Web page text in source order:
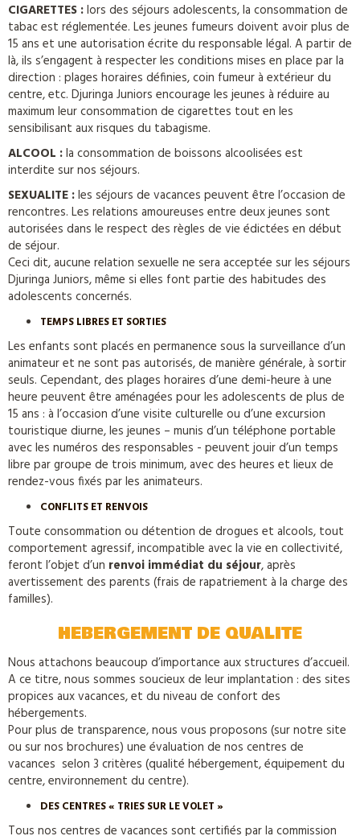
CIGARETTES :lors des séjours adolescents, la consommation de
tabac est réglementée. Les jeunes fumeurs doivent avoir plus de
15 ans et une autorisation écrite du responsable légal. A partir de
là, ils s’engagent à respecter les conditions mises en place par la
direction : plages horaires définies, coin fumeur à extérieur du
centre, etc. Djuringa Juniors encourage les jeunes à réduire au
maximum leur consommation de cigarettes tout en les
sensibilisant aux risques du tabagisme.
ALCOOL :la consommation de boissons alcoolisées est
interdite sur nos séjours.
SEXUALITE :les séjours de vacances peuvent être l’occasion de
rencontres. Les relations amoureuses entre deux jeunes sont
autorisées dans le respect des règles de vie édictées en début
de séjour.
Ceci dit, aucune relation sexuelle ne sera acceptée sur les séjours
Djuringa Juniors, même si elles font partie des habitudes des
adolescents concernés.
TEMPS LIBRES ET SORTIES
Les enfants sont placés en permanence sous la surveillance d’un
animateur et ne sont pas autorisés, de manière générale, à sortir
seuls. Cependant, des plages horaires d’une demi-heure à une
heure peuvent être aménagées pour les adolescents de plus de
15 ans : à l’occasion d’une visite culturelle ou d’une excursion
touristique diurne, les jeunes – munis d’un téléphone portable
avec les numéros des responsables - peuvent jouir d’un temps
libre par groupe de trois minimum, avec des heures et lieux de
rendez-vous fixés par les animateurs.
CONFLITS ET RENVOIS
Toute consommation ou détention de drogues et alcools, tout
comportement agressif, incompatible avec la vie en collectivité,
feront l’objet d’un renvoi immédiat du séjour, après
avertissement des parents (frais de rapatriement à la charge des
familles).
HEBERGEMENT DE QUALITE
Nous attachons beaucoup d’importance aux structures d’accueil.
A ce titre, nous sommes soucieux de leur implantation : des sites
propices aux vacances, et du niveau de confort des
hébergements.
Pour plus de transparence, nous vous proposons (sur notre site
ou sur nos brochures) une évaluation de nos centres de
vacances selon 3 critères (qualité hébergement, équipement du
centre, environnement du centre).
DES CENTRES « TRIES SUR LE VOLET »
Tous nos centres de vacances sont certifiés par la commission